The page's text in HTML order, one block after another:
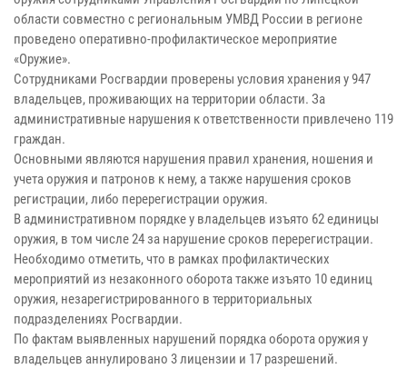
области совместно с региональным УМВД России в регионе
проведено оперативно-профилактическое мероприятие
«Оружие».
Сотрудниками Росгвардии проверены условия хранения у 947
владельцев, проживающих на территории области. За
административные нарушения к ответственности привлечено 119
граждан.
Основными являются нарушения правил хранения, ношения и
учета оружия и патронов к нему, а также нарушения сроков
регистрации, либо перерегистрации оружия.
В административном порядке у владельцев изъято 62 единицы
оружия, в том числе 24 за нарушение сроков перерегистрации.
Необходимо отметить, что в рамках профилактических
мероприятий из незаконного оборота также изъято 10 единиц
оружия, незарегистрированного в территориальных
подразделениях Росгвардии.
По фактам выявленных нарушений порядка оборота оружия у
владельцев аннулировано 3 лицензии и 17 разрешений.